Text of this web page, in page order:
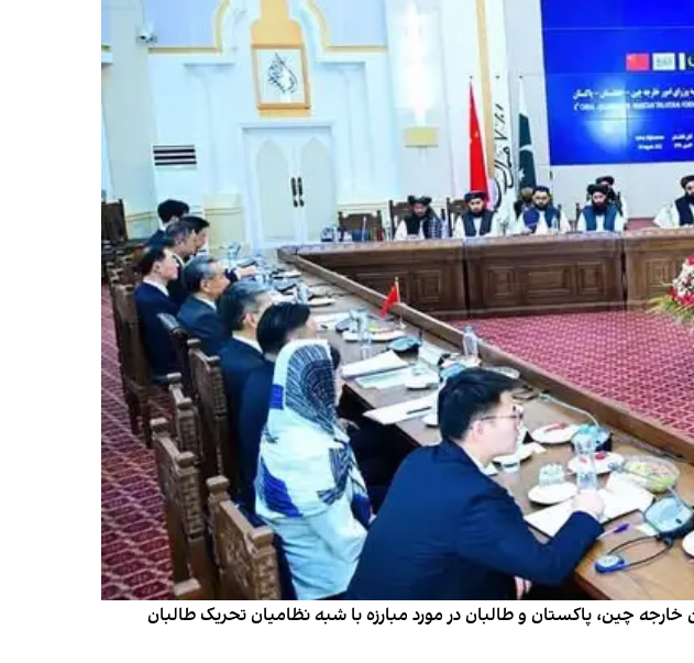
چین، پاکستان و طالبان در مورد مبارزه با شبه نظامیان تحریک طالبان